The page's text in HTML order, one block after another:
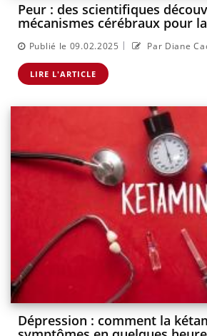
Peur : des scientifiques
mécanismes cérébraux pour
Publié le 09.02.2025 | Par Diane
LIRE L'ARTICLE
Dépression : comment la